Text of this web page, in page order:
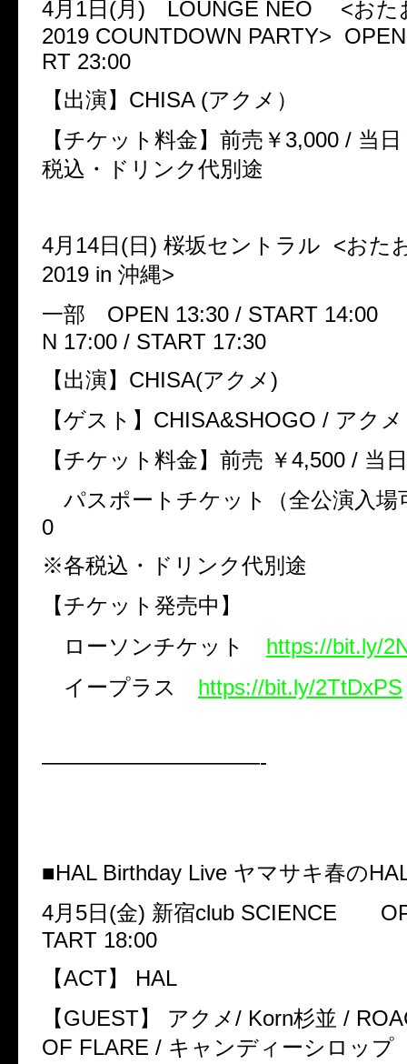
4月 1日 (月 ) LOUNGE NEO <おた
2019 COUNTDOWN PARTY>
RT 23:00
【出演】 CHISA (アクメ）
【チケット料金】前売￥ 3,000 / 当日
税込・ドリンク代別途
4月 14日 (日 ) 桜坂セントラル <おた
2019 in 沖縄>
一部 OPEN 13:30 / START 14:00
N 17:00 / START 17:30
【出演】 CHISA(アクメ)
【ゲスト】 CHISA&SHOGO / アクメ
【チケット料金】前売 ￥4,500 / 当
パスポートチケット（全公演入場
0
※各税込・ドリンク代別途
【チケット発売中】
ローソンチケット https://bit.ly/
イープラス https://bit.ly/2TtDxPS
——————————-
■HAL Birthday Live ヤマサキ春の
4月 5日 (金) 新宿club SCIENCE
TART 18:00
【ACT】
HAL
【GUEST】 アクメ/ Korn杉並 /
OF FLARE / キャンディーシロップ